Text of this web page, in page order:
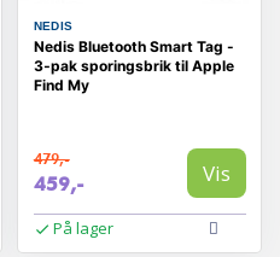
NEDIS
Nedis Bluetooth Smart Tag -
3‑pak sporingsbrik til Apple
Find My
479,-
459,- Vis
På lager